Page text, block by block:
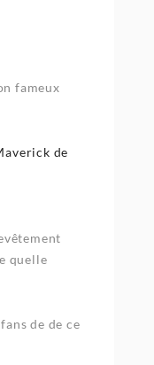
fameux
de
quelle
de de ce